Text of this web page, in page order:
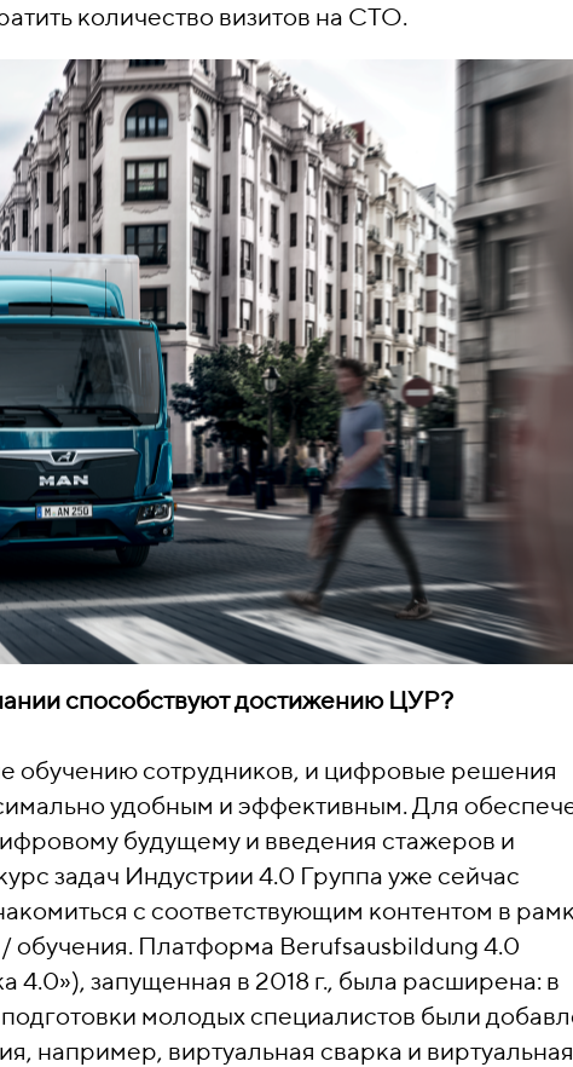
количество визитов на СТО.
способствуют достижению ЦУР?
обучению сотрудников, и цифровые решения
удобным и эффективным. Для
будущему и введения стажеров и
задач Индустрии 4.0 Группа уже сейчас
с соответствующим контентом в
обучения. Платформа Berufsausbildung 4.0
4.0»), запущенная в 2018 г., была расширена: в
молодых специалистов были
например, виртуальная сварка и виртуальная